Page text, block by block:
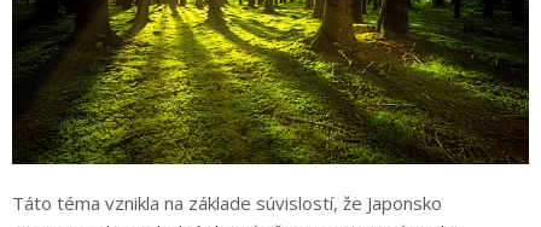
Táto téma vznikla na základe súvislostí, že Japonsko